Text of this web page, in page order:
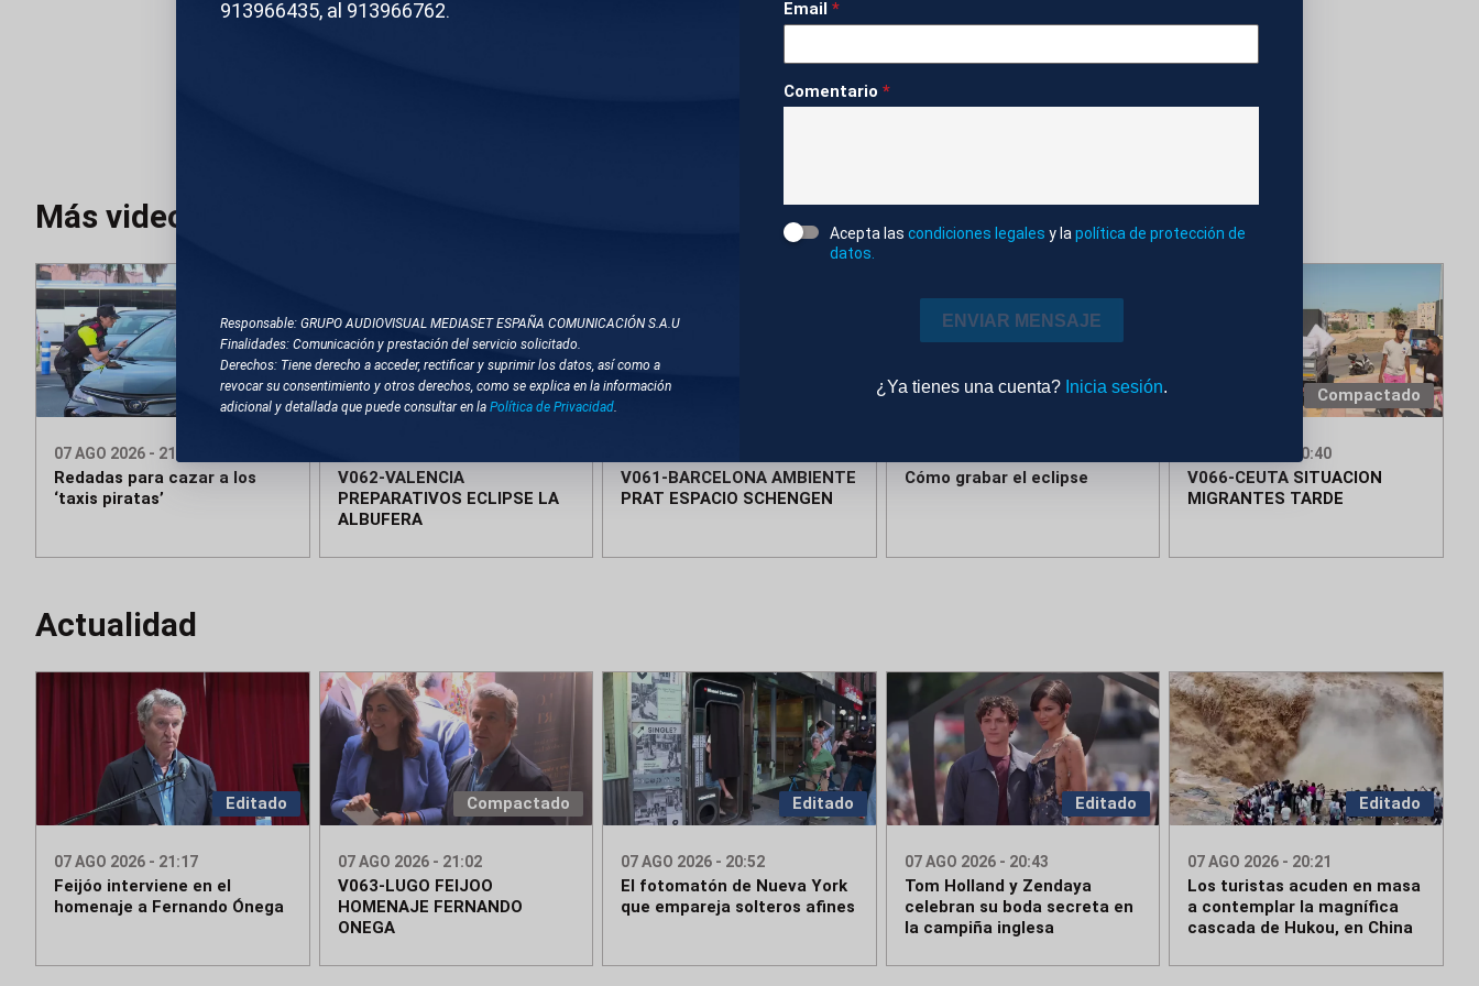
913966435, al 913966762.
Responsable: GRUPO AUDIOVISUAL MEDIASET ESPAÑA COMUNICACIÓN S.A.U
Finalidades: Comunicación y prestación del servicio solicitado.
Derechos: Tiene derecho a acceder, rectificar y suprimir los datos, así como a
revocar su consentimiento y otros derechos, como se explica en la información
adicional y detallada que puede consultar en la Política de Privacidad
Email *
Comentario *
Acepta las condiciones legales y la política de protección de
datos.
ENVIAR MENSAJE
¿Ya tienes una cuenta? Inicia sesión.
Más videos
Editado
07 AGO 2026 - 21:34
Redadas para cazar a los
‘taxis piratas’
Compactado
V062-VALENCIA
PREPARATIVOS ECLIPSE LA
ALBUFERA
V061-BARCELONA AMBIENTE
PRAT ESPACIO SCHENGEN
Editado
Cómo grabar el eclipse
Compactado
07 AGO 2026 - 20:40
V066-CEUTA SITUACION
MIGRANTES TARDE
Actualidad
Editado
07 AGO 2026 - 21:17
Feijóo interviene en el
homenaje a Fernando Ónega
Compactado
07 AGO 2026 - 21:02
V063-LUGO FEIJOO
HOMENAJE FERNANDO
ONEGA
Editado
07 AGO 2026 - 20:52
El fotomatón de Nueva York
que empareja solteros afines
Editado
07 AGO 2026 - 20:43
Tom Holland y Zendaya
celebran su boda secreta en
la campiña inglesa
Editado
07 AGO 2026 - 20:21
Los turistas acuden en masa
a contemplar la magnífica
cascada de Hukou, en China